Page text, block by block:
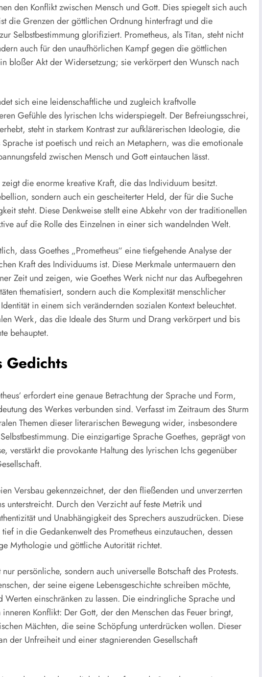
den Konflikt zwischen Mensch und Gott. Dies spiegelt sich auch
die Grenzen der göttlichen Ordnung hinterfragt und die
Selbstbestimmung glorifiziert. Prometheus, als Titan, steht nicht
auch für den unaufhörlichen Kampf gegen die göttlichen
bloßer Akt der Widersetzung; sie verkörpert den Wunsch nach
sich eine leidenschaftliche und zugleich kraftvolle
Gefühle des lyrischen Ichs widerspiegelt. Der Befreiungsschrei,
steht in starkem Kontrast zur aufklärerischen Ideologie, die
ist poetisch und reich an Metaphern, was die emotionale
zwischen Mensch und Gott eintauchen lässt.
die enorme kreative Kraft, die das Individuum besitzt.
sondern auch ein gescheiterter Held, der für die Suche
steht. Diese Denkweise stellt eine Abkehr von der traditionellen
auf die Rolle des Einzelnen in einer sich wandelnden Welt.
dass Goethes „Prometheus“ eine tiefgehende Analyse der
Kraft des Individuums ist. Diese Merkmale untermauern den
Zeit und zeigen, wie Goethes Werk nicht nur das Aufbegehren
thematisiert, sondern auch die Komplexität menschlicher
in einem sich verändernden sozialen Kontext beleuchtet.
Werk, das die Ideale des Sturm und Drang verkörpert und bis
behauptet.
Gedichts
erfordert eine genaue Betrachtung der Sprache und Form,
des Werkes verbunden sind. Verfasst im Zeitraum des Sturm
Themen dieser literarischen Bewegung wider, insbesondere
Die einzigartige Sprache Goethes, geprägt von
verstärkt die provokante Haltung des lyrischen Ichs gegenüber
Versbau gekennzeichnet, der den fließenden und unverzerrten
unterstreicht. Durch den Verzicht auf feste Metrik und
und Unabhängigkeit des Sprechers auszudrücken. Diese
in die Gedankenwelt des Prometheus einzutauchen, dessen
Mythologie und göttliche Autorität richtet.
persönliche, sondern auch universelle Botschaft des Protests.
der seine eigene Lebensgeschichte schreiben möchte,
einschränken zu lassen. Die eindringliche Sprache und
Konflikt: Der Gott, der den Menschen das Feuer bringt,
Mächten, die seine Schöpfung unterdrücken wollen. Dieser
der Unfreiheit und einer stagnierenden Gesellschaft